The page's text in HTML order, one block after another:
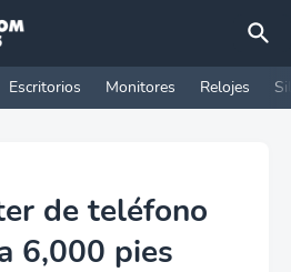
Escritorios Monitores Relojes
de teléfono
6,000 pies